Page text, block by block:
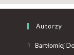
Autorzy
Bartłomiej